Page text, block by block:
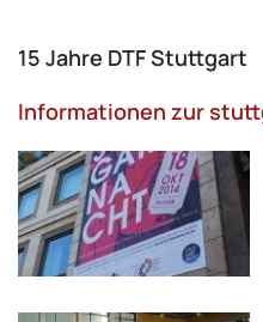
15 Jahre DTF Stuttgart
Informationen zur